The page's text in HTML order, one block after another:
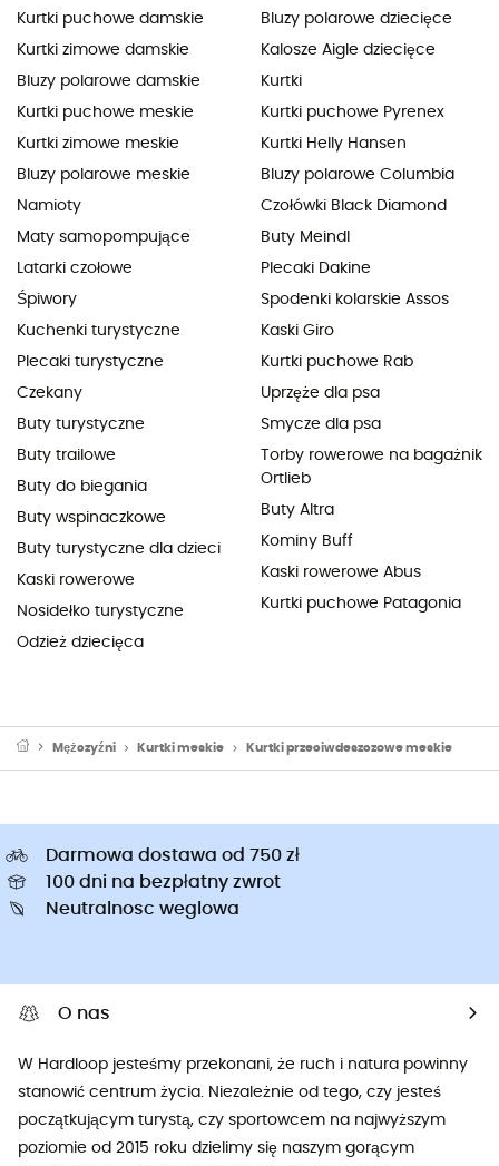
Kurtki puchowe damskie
Kurtki zimowe damskie
Bluzy polarowe damskie
Kurtki puchowe meskie
Kurtki zimowe meskie
Bluzy polarowe meskie
Namioty
Maty samopompujące
Latarki czołowe
Śpiwory
Kuchenki turystyczne
Plecaki turystyczne
Czekany
Buty turystyczne
Buty trailowe
Buty do biegania
Buty wspinaczkowe
Buty turystyczne dla dzieci
Kaski rowerowe
Nosidełko turystyczne
Odzież dziecięca
Bluzy polarowe dziecięce
Kalosze Aigle dziecięce
Kurtki
Kurtki puchowe Pyrenex
Kurtki Helly Hansen
Bluzy polarowe Columbia
Czołówki Black Diamond
Buty Meindl
Plecaki Dakine
Spodenki kolarskie Assos
Kaski Giro
Kurtki puchowe Rab
Uprzęże dla psa
Smycze dla psa
Torby rowerowe na bagażnik
Ortlieb
Buty Altra
Kominy Buff
Kaski rowerowe Abus
Kurtki puchowe Patagonia
Mężczyźni Kurtki meskie Kurtki przeciwdeszczowe meskie
Darmowa dostawa od 750 zł
100 dni na bezpłatny zwrot
Neutralnosc weglowa
O nas
W Hardloop jesteśmy przekonani, że ruch i natura powinny
stanowić centrum życia. Niezależnie od tego, czy jesteś
początkującym turystą, czy sportowcem na najwyższym
poziomie od 2015 roku dzielimy się naszym gorącym